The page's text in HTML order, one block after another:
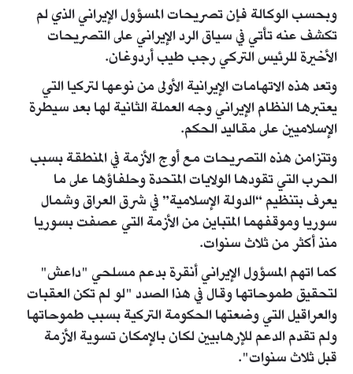
وبحسب الوكالة فإن تصريحات المسؤول الإيراني الذي لم
تكشف عنه تأتي في سياق الرد الإيراني على التصريحات
الأخيرة للرئيس التركي رجب طيب أردوغان.
وتعد هذه الاتهامات الإيرانية الأولى من نوعها لتركيا التي
يعتبرها النظام الإيراني وجه العملة الثانية لها بعد سيطرة
الإسلاميين على مقاليد الحكم.
وتتزامن هذه التصريحات مع أوج الأزمة في المنطقة بسبب
الحرب التي تقودها الولايات المتحدة وحلفاؤها على ما
يعرف بتنظيم “الدولة الإسلامية” في شرق العراق وشمال
سوريا وموقفهما المتباين من الأزمة التي عصفت بسوريا
منذ أكثر من ثلاث سنوات.
كما اتهم المسؤول الإيراني أنقرة بدعم مسلحي "داعش"
لتحقيق طموحاتها وقال في هذا الصدد "لو لم تكن العقبات
والعراقيل التي وضعتها الحكومة التركية بسبب طموحاتها
ولم تقدم الدعم للإرهابيين لكان بالإمكان تسوية الأزمة
قبل ثلاث سنوات".